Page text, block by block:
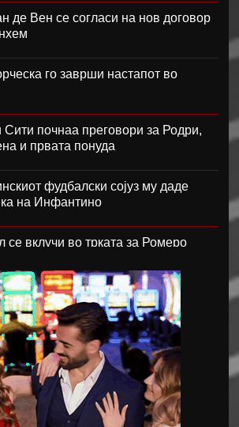
де Вен се согласи на нов договор
го заврши настапот во
Сити почнаа преговори за Родри,
и првата понуда
фудбалски сојуз му даде
на Инфантино
се вклучи во трката за Ромеро
најдобриот фудбалер на
го замени МЗТ Скопје со
се враќа во календарот на